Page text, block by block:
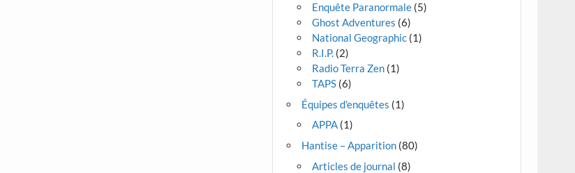
Enquête Paranormale (5)
Ghost Adventures (6)
National Geographic (1)
R.I.P. (2)
Radio Terra Zen (1)
TAPS (6)
Équipes d'enquêtes (1)
APPA (1)
Hantise – Apparition (80)
Articles de journal (8)